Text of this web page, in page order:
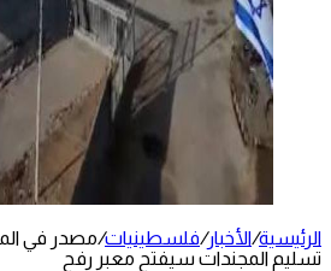
الرئيسية/الأخبار/فلسطينيات/
تسليم المجندات سيفتح معبر رفح